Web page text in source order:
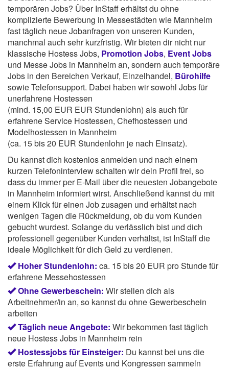
temporären Jobs? Über InStaff erhältst du ohne
komplizierte Bewerbung in Messestädten wie Mannheim
fast täglich neue Jobanfragen von unseren Kunden,
manchmal auch sehr kurzfristig. Wir bieten dir nicht nur
klassische Hostess Jobs, Promotion Jobs, Event Jobs
und Messe Jobs in Mannheim an, sondern auch temporäre
Jobs in den Bereichen Verkauf, Einzelhandel, Bürohilfe
sowie Telefonsupport. Dabei haben wir sowohl Jobs für
unerfahrene Hostessen
(mind. 15,00 EUR EUR Stundenlohn) als auch für
erfahrene Service Hostessen, Chefhostessen und
Modelhostessen in Mannheim
(ca. 15 bis 20 EUR Stundenlohn je nach Einsatz).
Du kannst dich kostenlos anmelden und nach einem
kurzen Telefoninterview schalten wir dein Profil frei, so
dass du immer per E-Mail über die neuesten Jobangebote
in Mannheim informiert wirst. Anschließend kannst du mit
einem Klick für einen Job zusagen und erhältst nach
wenigen Tagen die Rückmeldung, ob du vom Kunden
gebucht wurdest. Solange du verlässlich bist und dich
professionell gegenüber Kunden verhältst, ist InStaff die
ideale Möglichkeit für dich Geld zu verdienen.
Hoher Stundenlohn: ca. 15 bis 20 EUR pro Stunde für
erfahrene Messehostessen
Ohne Gewerbeschein: Wir stellen dich als
Arbeitnehmer/in an, so kannst du ohne Gewerbeschein
arbeiten
Täglich neue Angebote: Wir bekommen fast täglich
neue Hostess Jobs in Mannheim rein
Hostessjobs für Einsteiger: Du kannst bei uns die
erste Erfahrung auf Events und Kongressen sammeln